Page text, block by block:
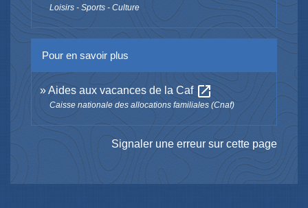
Loisirs - Sports - Culture
Pour en savoir plus
Aides aux vacances de la Cafopen_in_new
Caisse nationale des allocations familiales (Cnaf)
Signaler une erreur sur cette page